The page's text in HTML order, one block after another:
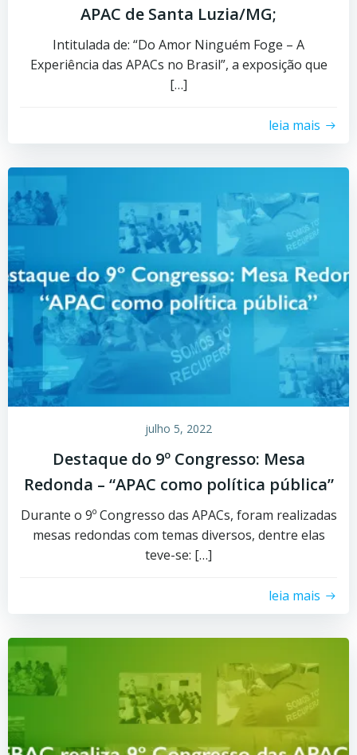
APAC de Santa Luzia/MG;
Intitulada de: “Do Amor Ninguém Foge – A
Experiência das APACs no Brasil”, a exposição que
[…]
leia mais
julho 5, 2022
Destaque do 9º Congresso: Mesa
Redonda – “APAC como política pública”
Durante o 9º Congresso das APACs, foram realizadas
mesas redondas com temas diversos, dentre elas
teve-se: […]
leia mais